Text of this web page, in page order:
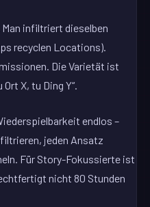
infiltriert dieselben
recyclen Locations).
Die Varietät ist
X, tu Ding Y“.
endlos –
jeden Ansatz
Für Story-Fokussierte ist
nicht 80 Stunden